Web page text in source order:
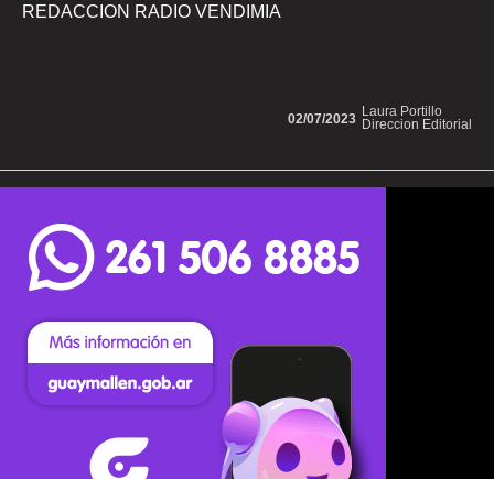
REDACCION RADIO VENDIMIA
Laura Portillo
Direccion Editorial
02/07/2023